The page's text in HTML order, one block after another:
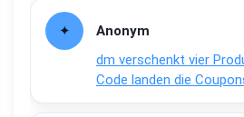
Anonym
dm verschenkt vier
Code landen die